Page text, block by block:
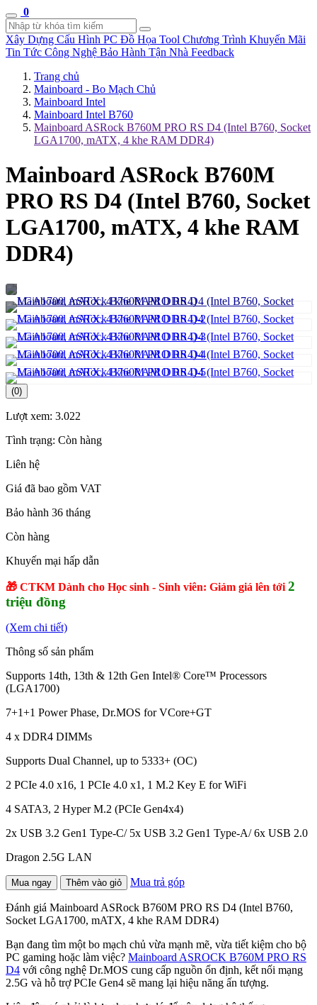
0
Xây Dựng Cấu Hình PC Đồ Họa Tool Chương Trình Khuyến Mãi
Tin Tức Công Nghệ Bảo Hành Tận Nhà Feedback
Trang chủ
Mainboard - Bo Mạch Chủ
Mainboard Intel
Mainboard Intel B760
Mainboard ASRock B760M PRO RS D4 (Intel B760, Socket
LGA1700, mATX, 4 khe RAM DDR4)
Mainboard ASRock B760M
PRO RS D4 (Intel B760, Socket
LGA1700, mATX, 4 khe RAM
DDR4)
(0)
Lượt xem: 3.022
Tình trạng: Còn hàng
Liên hệ
Giá đã bao gồm VAT
Bảo hành 36 tháng
Còn hàng
Khuyến mại hấp dẫn
🎁 CTKM Dành cho Học sinh - Sinh viên: Giảm giá lên tới 2
triệu đồng
(Xem chi tiết)
Thông số sản phẩm
Supports 14th, 13th & 12th Gen Intel® Core™ Processors
(LGA1700)
7+1+1 Power Phase, Dr.MOS for VCore+GT
4 x DDR4 DIMMs
Supports Dual Channel, up to 5333+ (OC)
2 PCIe 4.0 x16, 1 PCIe 4.0 x1, 1 M.2 Key E for WiFi
4 SATA3, 2 Hyper M.2 (PCIe Gen4x4)
2x USB 3.2 Gen1 Type-C/ 5x USB 3.2 Gen1 Type-A/ 6x USB 2.0
Dragon 2.5G LAN
Mua ngay Thêm vào giỏ Mua trả góp
Đánh giá Mainboard ASRock B760M PRO RS D4 (Intel B760,
Socket LGA1700, mATX, 4 khe RAM DDR4)
Bạn đang tìm một bo mạch chủ vừa mạnh mẽ, vừa tiết kiệm cho bộ
PC gaming hoặc làm việc? Mainboard ASROCK B760M PRO RS
D4 với công nghệ Dr.MOS cung cấp nguồn ổn định, kết nối mạng
2.5G và hỗ trợ PCIe Gen4 sẽ mang lại hiệu năng ấn tượng.